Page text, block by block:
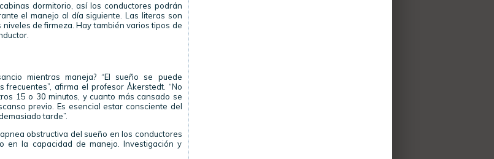
dormitorio, así los conductores podrán
el manejo al día siguiente. Las literas son
de firmeza. Hay también varios tipos de
mientras maneja? “El sueño se puede
afirma el profesor Åkerstedt. “No
15 o 30 minutos, y cuanto más cansado se
previo. Es esencial estar consciente del
tarde”.
obstructiva del sueño en los conductores
la capacidad de manejo. Investigación y